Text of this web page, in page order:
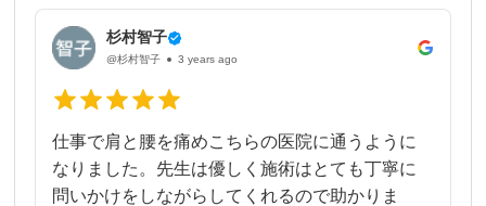
杉村智子
@杉村智子 3 years ago
仕事で肩と腰を痛めこちらの医院に通うように
なりました。先生は優しく施術はとても丁寧に
問いかけをしながらしてくれるので助かりま